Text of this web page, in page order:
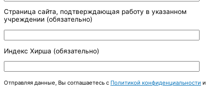
Страница сайта, подтверждающая работу в указанном
учреждении (обязательно)
Индекс Хирша (обязательно)
Отправляя данные, Вы соглашаетесь с Политикой конфиденциальности и